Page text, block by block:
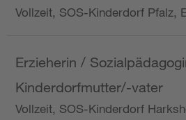
Vollzeit, SOS-Kinderdorf Pfalz,
Erzieherin /
Kinderdorfmutter/-vater
Vollzeit, SOS-Kinderdorf